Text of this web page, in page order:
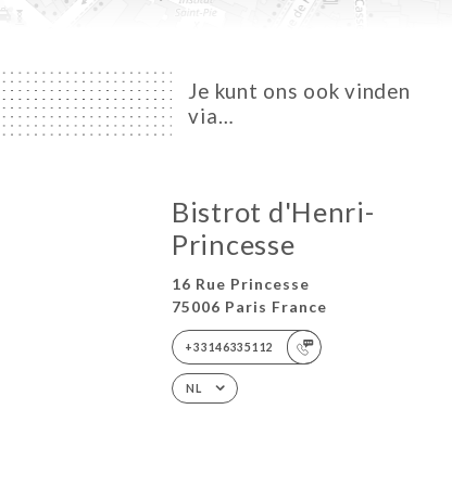
Je kunt ons ook vinden
via…
Bistrot d'Henri-
Princesse
16 Rue Princesse
75006 Paris France
+33146335112
NL